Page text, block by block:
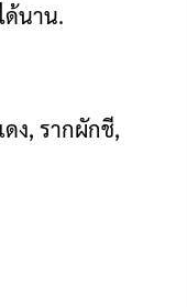
ด้นาน.
ง, รากผักชี,